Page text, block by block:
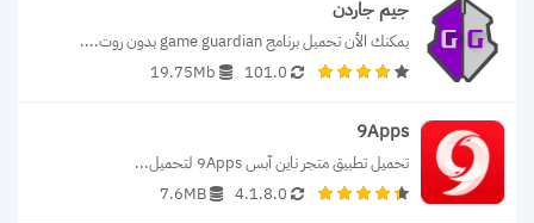
جيم جاردن
يمكنك الأن تحميل برنامج game guardian بدون روت....
101.0
19.75Mb
9Apps
تحميل تطبيق متجر ناين آبس 9Apps لتحميل...
4.1.8.0
7.6MB